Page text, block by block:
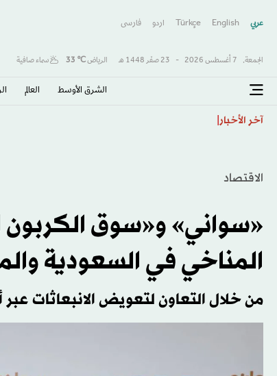
عربي English
Türkçe اردو فارسى
الجمعة, 7 أغسطس 2026 - 23 صفَر 1448 هـ الرياض℃
33 سماء صافية
الشرق الأوسط​ العالم
آخر الأخبار
الاقتصاد
«سواني» و«سوق الكربون
المناخي في السعودية
من خلال التعاون لتعويض الانبعاثات عبر